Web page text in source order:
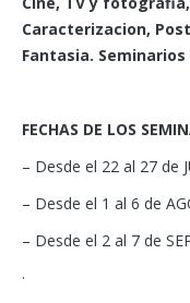
Caracterizacion,
Fantasia.
FECHAS DE LOS
– Desde el 22 al 27 de
– Desde el 1 al 6 de
– Desde el 2 al 7 de
·